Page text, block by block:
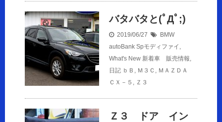
バタバタと(ﾟДﾟ;)
2019/06/27
BMW
autoBank Spモディファイ ,
What's New 新着車 販売情報,
日記 ｂＢ , Ｍ３Ｃ , ＭＡＺＤＡ
ＣＸ－５ , Ｚ３
Ｚ３ ドア イン